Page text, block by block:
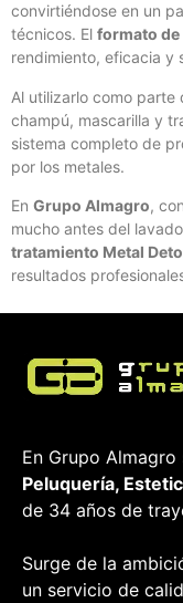
convirtiéndose en un
técnicos. El formato
rendimiento, eficacia y
Al utilizarlo como parte
champú, mascarilla y
sistema completo de
por los metales.
En Grupo Almagro,
mucho antes del
tratamiento Metal
resultados
En Grupo Almagro
Peluquería,
de 34 años de
Surge de la
un servicio de